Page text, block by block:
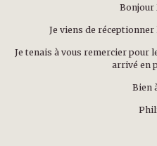
Bonjour
Je viens de
Je tenais à vous remercier pour
arrivé en
Bien